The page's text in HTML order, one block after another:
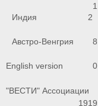
1
Индия
2
Австро-Венгрия 8
English version 0
"ВЕСТИ" Ассоциации
1919